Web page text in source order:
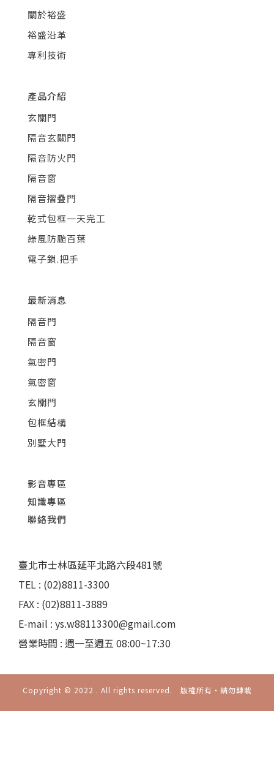
關於裕盛
裕盛沿革
專利技術
產品介紹
玄關門
隔音玄關門
隔音防火門
隔音窗
隔音摺疊門
乾式包框一天完工
綠風防颱百葉
電子鎖.把手
最新消息
隔音門
隔音窗
氣密門
氣密窗
玄關門
包框結構
別墅大門
影音專區
知識專區
聯絡我們
臺北市士林區延平北路六段481號
TEL : (02)8811-3300
FAX : (02)8811-3889
E-mail : ys.w88113300@gmail.com
營業時間 : 週一至週五 08:00~17:30
Copyright © 2022 . All rights reserved. 版權所有‧請勿轉載